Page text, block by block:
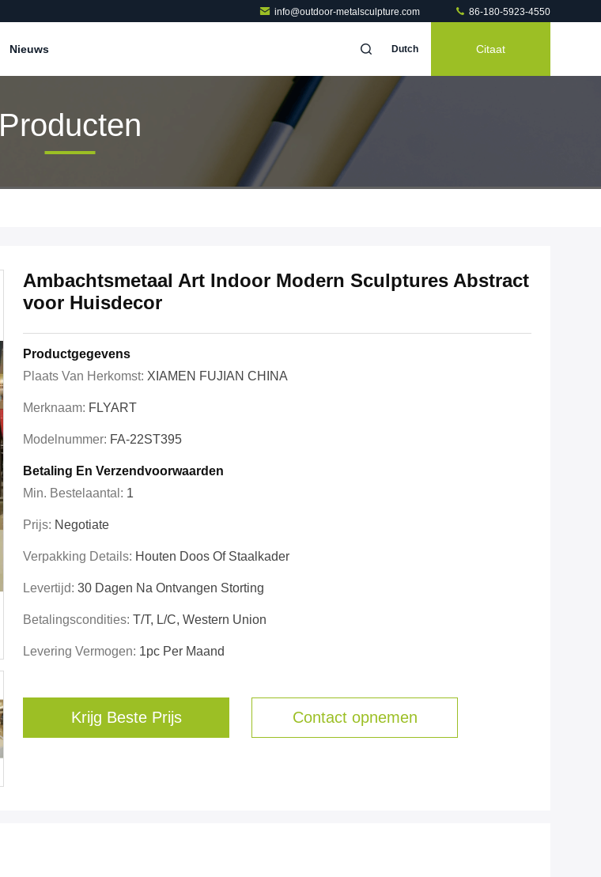
info@outdoor-metalsculpture.com 86-180-5923-4550
Nieuws Dutch Citaat
Producten
Ambachtsmetaal Art Indoor Modern Sculptures Abstract
voor Huisdecor
Productgegevens
Plaats Van Herkomst: XIAMEN FUJIAN CHINA
Merknaam: FLYART
Modelnummer: FA-22ST395
Betaling En Verzendvoorwaarden
Min. Bestelaantal: 1
Prijs: Negotiate
Verpakking Details: Houten Doos Of Staalkader
Levertijd: 30 Dagen Na Ontvangen Storting
Betalingscondities: T/T, L/C, Western Union
Levering Vermogen: 1pc Per Maand
Krijg Beste Prijs Contact opnemen